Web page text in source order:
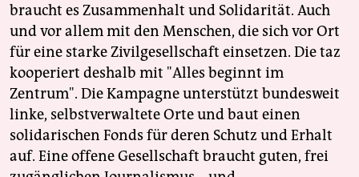
braucht es Zusammenhalt und Solidarität. Auch
und vor allem mit den Menschen, die sich vor Ort
für eine starke Zivilgesellschaft einsetzen. Die taz
kooperiert deshalb mit "Alles beginnt im
Zentrum". Die Kampagne unterstützt bundesweit
linke, selbstverwaltete Orte und baut einen
solidarischen Fonds für deren Schutz und Erhalt
auf. Eine offene Gesellschaft braucht guten, frei